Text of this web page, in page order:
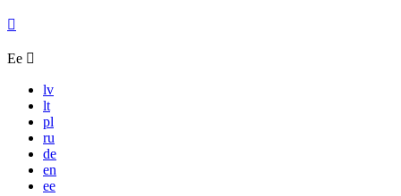
Ee
lv
lt
pl
ru
de
en
ee